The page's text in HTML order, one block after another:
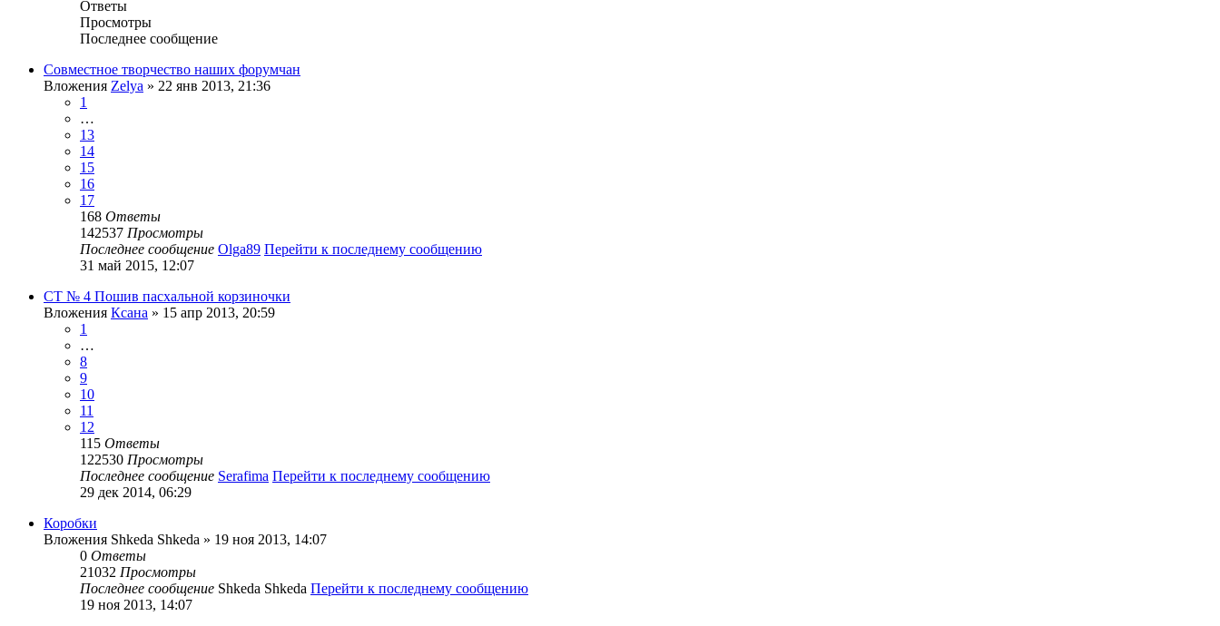
Ответы
Просмотры
Последнее сообщение
Совместное творчество наших форумчан
Вложения Zelya » 22 янв 2013, 21:36
1
…
13
14
15
16
17
168 Ответы
142537 Просмотры
Последнее сообщение Olga89 Перейти к последнему сообщению
31 май 2015, 12:07
СТ № 4 Пошив пасхальной корзиночки
Вложения Ксана » 15 апр 2013, 20:59
1
…
8
9
10
11
12
115 Ответы
122530 Просмотры
Последнее сообщение Serafima Перейти к последнему сообщению
29 дек 2014, 06:29
Коробки
Вложения Shkeda Shkeda » 19 ноя 2013, 14:07
0 Ответы
21032 Просмотры
Последнее сообщение Shkeda Shkeda Перейти к последнему сообщению
19 ноя 2013, 14:07